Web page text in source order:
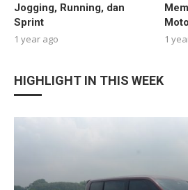
Jogging, Running, dan
Sprint
1 year ago
1
HIGHLIGHT IN THIS WEEK